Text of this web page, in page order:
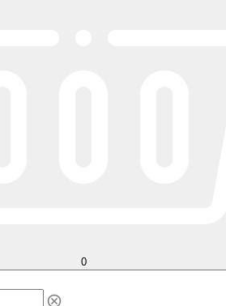
0